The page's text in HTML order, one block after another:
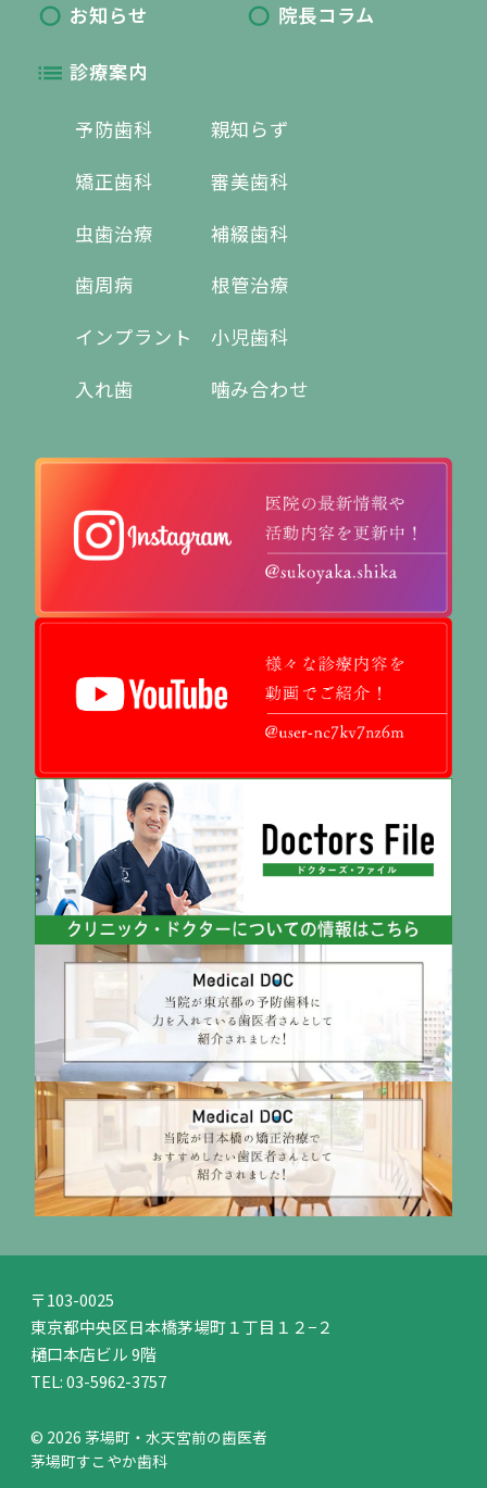
お知らせ 院長コラム
診療案内
予防歯科
矯正歯科
虫歯治療
歯周病
インプラント
入れ歯
親知らず
審美歯科
補綴歯科
根管治療
小児歯科
噛み合わせ
〒103-0025
東京都中央区日本橋茅場町１丁目１２−２
樋口本店ビル 9階
TEL:03-5962-3757
© 2026 茅場町・水天宮前の歯医者
茅場町すこやか歯科